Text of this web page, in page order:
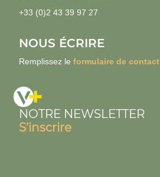
+33 (0)2 43 39 97 27
NOUS ÉCRIRE
Remplissez leformulaire de contact
NOTRE NEWSLETTER
S’inscrire